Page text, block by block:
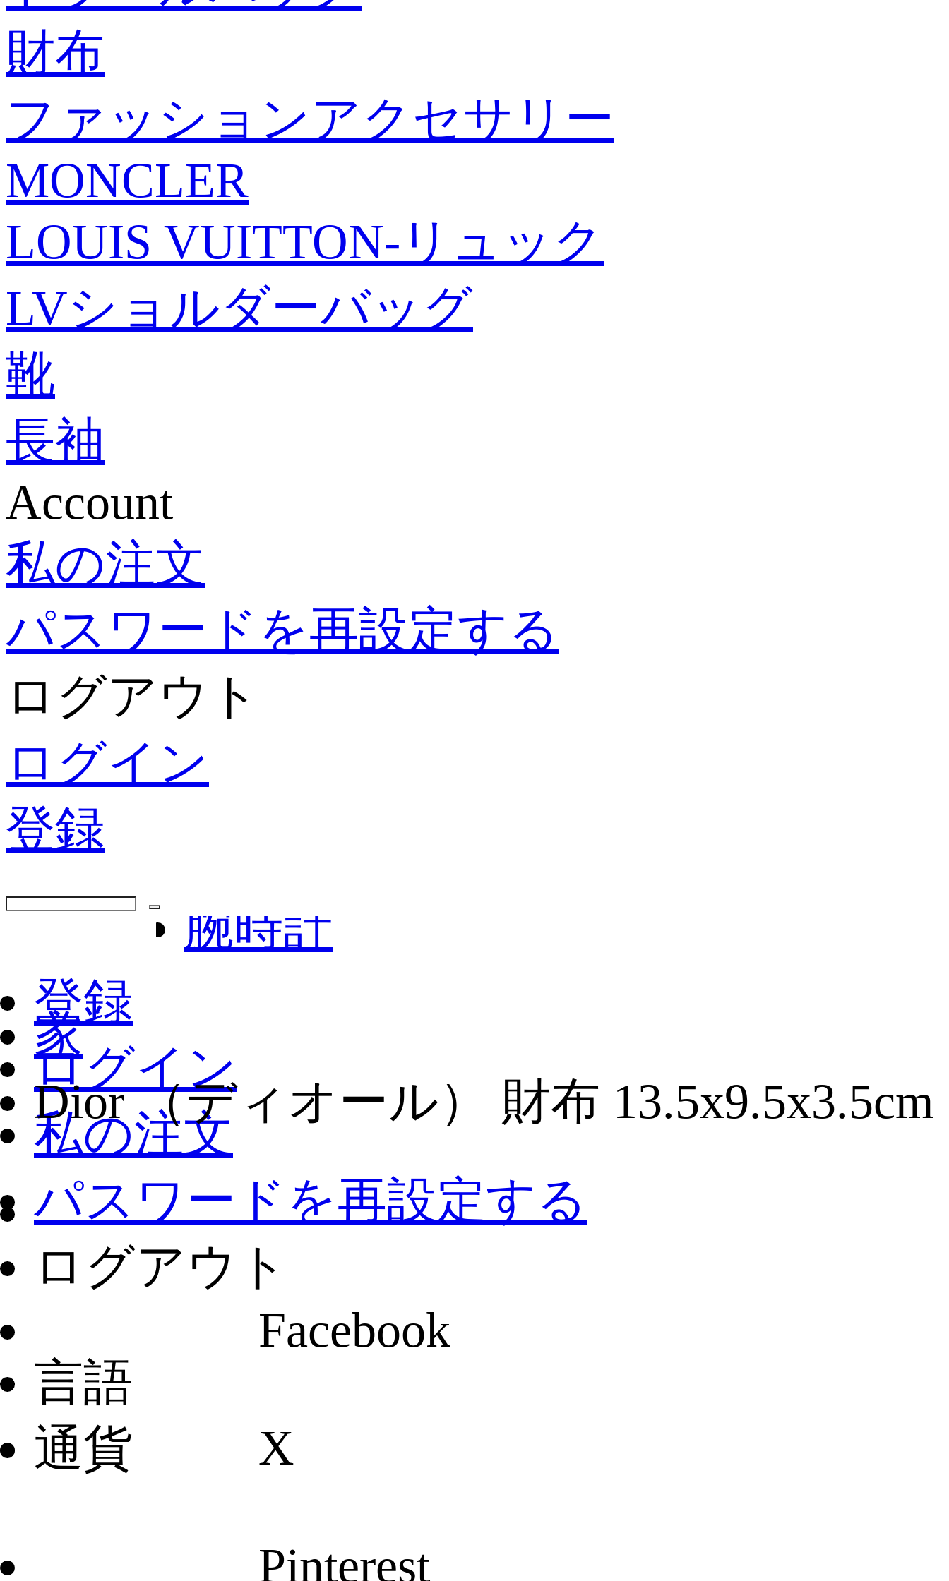
財布
ファッションアクセサリー
MONCLER
LOUIS VUITTON-リュック
LVショルダーバッグ
靴
長袖
Account
私の注文
パスワードを再設定する
ログアウト
ログイン
登録
登録
ログイン
私の注文
パスワードを再設定する
ログアウト
言語
通貨
PRADA
CHANEL
FENDI
GUCCI
腕時計
財布
ファッションアクセサリー
MONCLER
LOUIS VUITTON-リュック
LVショルダーバッグ
長袖
家
Dior （ディオール） 財布 13.5x9.5x3.5cm
Facebook
X
Pinterest